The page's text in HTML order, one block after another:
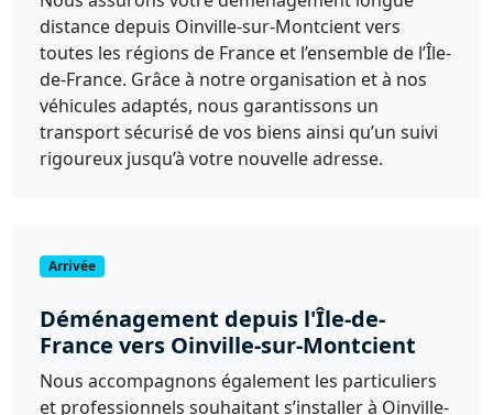
distance depuis Oinville-sur-Montcient vers
toutes les régions de France et l’ensemble de l’Île-
de-France. Grâce à notre organisation et à nos
véhicules adaptés, nous garantissons un
transport sécurisé de vos biens ainsi qu’un suivi
rigoureux jusqu’à votre nouvelle adresse.
Arrivée
Déménagement depuis l'Île-de-
France vers Oinville-sur-Montcient
Nous accompagnons également les particuliers
et professionnels souhaitant s’installer à Oinville-